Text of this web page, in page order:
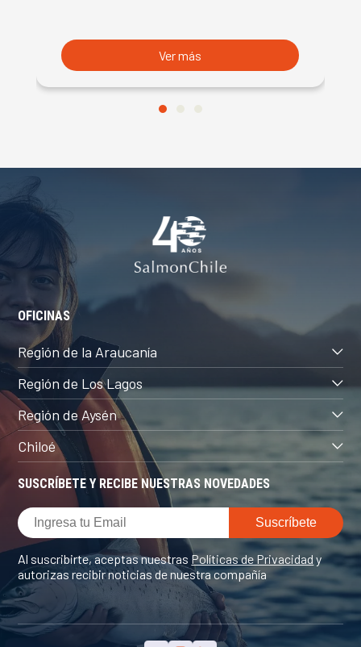
Ver más
SUSCRÍBETE Y RECIBE NUESTRAS NOVEDADES
Al suscribirte, aceptas nuestras Políticas de Privacidady
autorizas recibir noticias de nuestra compañía
OFICINAS
Región de la Araucanía
Región de Los Lagos
Región de Aysén
Chiloé